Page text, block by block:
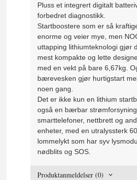
Pluss et integrert digitalt
forbedret diagnostikk.
Startboostere som er så
enorme og veier mye, men
uttapping lithiumteknologi gjør
mest kompakte og lette
med en vekt på bare 6,67kg.
bærevesken gjør hurtigstart
noen gang.
Det er ikke kun en lithium
også en bærbar
smarttelefoner, nettbrett og
enheter, med en utralyssterk
lommelykt som har syv
nødblits og SOS.
Produktanmeldelser (0)